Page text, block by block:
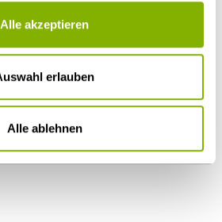
Alle akzeptieren
erlauben
Alle ablehnen
LL.M. (Columbia University)